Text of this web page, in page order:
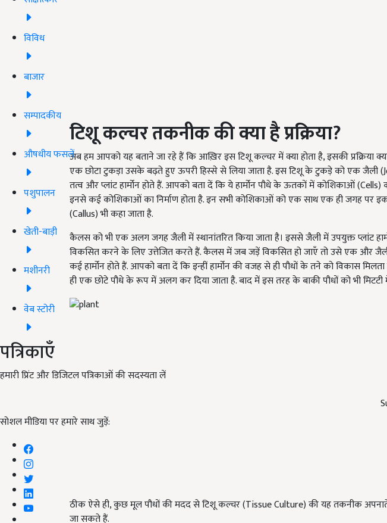
विविध
बाजार
सम्पादकीय
औषधीय फसलें
पशुपालन
खेती-बाड़ी
मशीनरी
वेब स्टोरी
पत्रिकाएँ
हमारी प्रिंट और डिजिटल पत्रिकाओं की सदस्यता लें
सोशल मीडिया पर हमारे साथ जुड़ें:
टिशू कल्चर तकनीक की क्या है प्रक्रिया?
अब हम आपको यह बताने जा रहे हैं कि आख़िर इस टिशू कल्चर में क्या होता है, इसकी प्रक्रिया
एक छोटा टुकड़ा उसके बढ़ते हुए ऊपरी हिस्से से लिया जाता है. इस टिशू के टुकड़े को एक जैली
तत्व और प्लांट हार्मोन होते हैं. आपको बता दें कि ये हार्मोन पौधे के ऊतकों में कोशिकाओं
इनसे कई कोशिकाओं का निर्माण होता है. इन सभी कोशिकाओं को एक साथ एक ही जगह पर
(Callus) भी कहा जाता है.
कैलस को भी एक अलग जगह जैली में स्थानांतरित किया जाता है। इससे जैली में उपयुक्त प्लांट
विकसित करने के लिए उत्तेजित करते हैं. कैलस में जब जड़ें विकसित हो जाएँ तो उसे एक और जैली
कई हार्मोन होते हैं. आपको बता दें कि इन्हीं हार्मोन की वजह से ही पौधों के तने को विकास
ही एक छोटे पौधे के रूप में अलग कर दिया जाता है. बाद में इस तरह के बाकी पौधों को भी मिटटी में
ठीक ऐसे ही, कुछ मूल पौधों की मदद से टिशू कल्चर (Tissue Culture) की यह तकनीक
जा सकते हैं.